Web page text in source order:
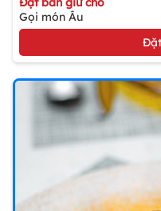
Gọi món Âu